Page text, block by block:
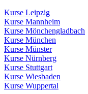
Kurse Leipzig
Kurse Mannheim
Kurse Mönchengladbach
Kurse München
Kurse Münster
Kurse Nürnberg
Kurse Stuttgart
Kurse Wiesbaden
Kurse Wuppertal